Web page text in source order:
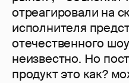
отреагировали на
исполнителя
отечественного
неизвестно. Но
продукт это как?